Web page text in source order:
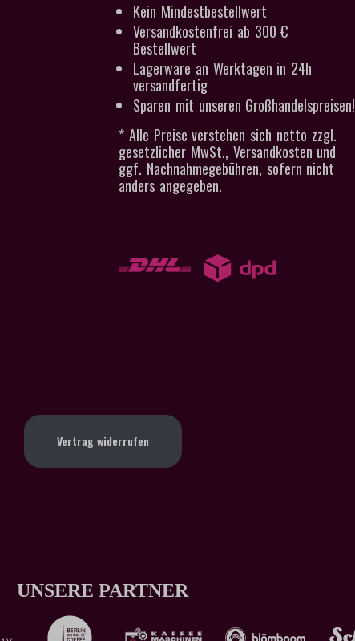
Kein Mindestbestellwert
Versandkostenfrei ab 300 €
Bestellwert
Lagerware an Werktagen in 24h
versandfertig
Sparen mit unseren Großhandelspreisen!
* Alle Preise verstehen sich netto zzgl.
gesetzlicher MwSt., Versandkosten und
ggf. Nachnahmegebühren, sofern nicht
anders angegeben.
Vertrag widerrufen
UNSERE PARTNER